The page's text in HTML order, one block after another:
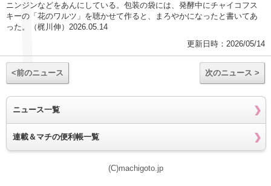
ニンジンなどをあんにしている。包装の袋には、発酵中にチャイコフス
キーの「花のワルツ」を聴かせて作ると、まろやかになったと書いてあ
った。（梶川伸）2026.05.14
更新日時：2026/05/14
<前のニュース 次のニュース >
ニュース一覧
連載＆マチの便利帳一覧
(C)machigoto.jp